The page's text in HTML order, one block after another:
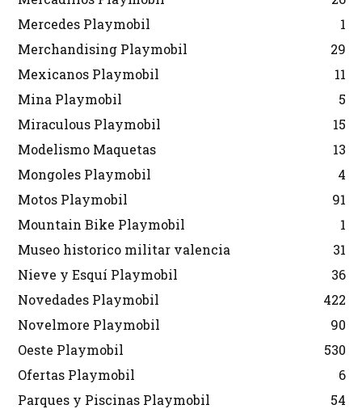
Mercedes Playmobil
1
Merchandising Playmobil
29
Mexicanos Playmobil
11
Mina Playmobil
5
Miraculous Playmobil
15
Modelismo Maquetas
13
Mongoles Playmobil
4
Motos Playmobil
91
Mountain Bike Playmobil
1
Museo historico militar valencia
31
Nieve y Esquí Playmobil
36
Novedades Playmobil
422
Novelmore Playmobil
90
Oeste Playmobil
530
Ofertas Playmobil
6
Parques y Piscinas Playmobil
54